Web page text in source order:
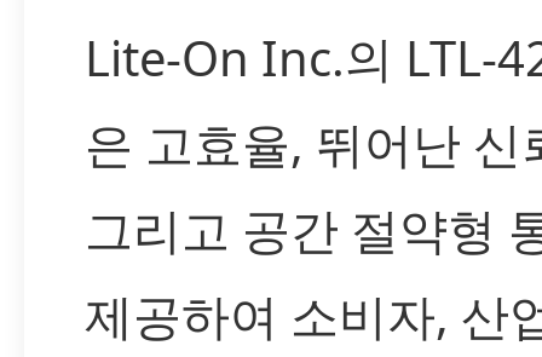
Lite-On Inc.의 LTL-
은 고효율, 뛰어난 신
그리고 공간 절약형
제공하여 소비자, 산